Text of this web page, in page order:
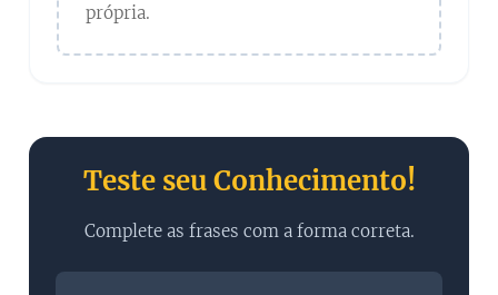
própria.
Teste seu Conhecimento!
Complete as frases com a forma correta.